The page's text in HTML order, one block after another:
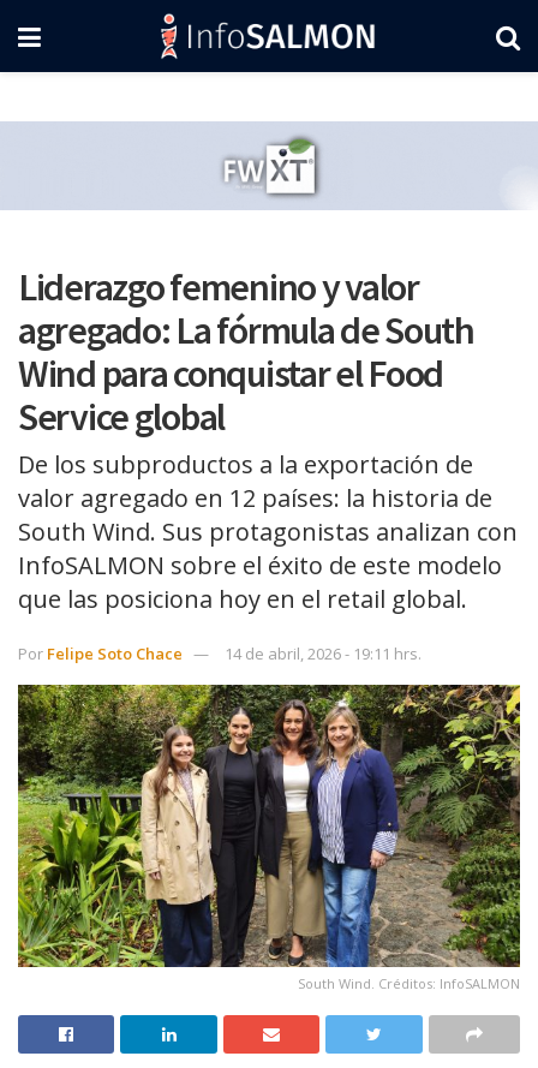
Liderazgo femenino y valor
agregado: La fórmula de South
Wind para conquistar el Food
Service global
De los subproductos a la exportación de
valor agregado en 12 países: la historia de
South Wind. Sus protagonistas analizan con
InfoSALMON sobre el éxito de este modelo
que las posiciona hoy en el retail global.
Por Felipe Soto Chace 14 de abril, 2026 - 19:11 hrs.
South Wind. Créditos: InfoSALMON